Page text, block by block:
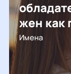
жен как
Имена